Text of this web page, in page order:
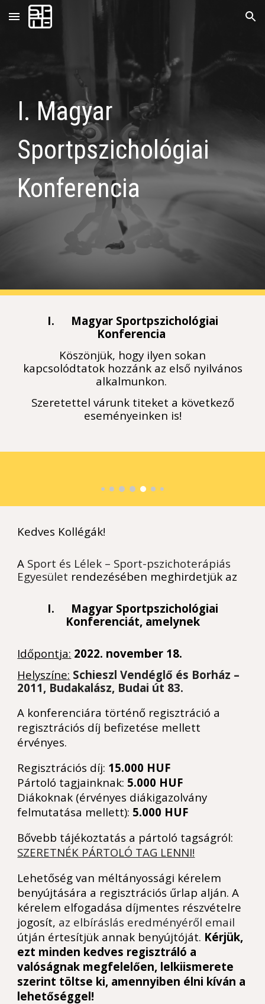
Skip to main content Skip to navigation
I. Magyar
Sportpszichológiai
Konferencia
I.
Magyar Sportpszichológiai
Konferencia
Köszönjük, hogy ilyen sokan
kapcsolódtatok hozzánk az első nyilvános
alkalmunkon.
Szeretettel várunk titeket a következő
eseményeinken is!
Kedves Kollégák!
A Sport és Lélek – Sport-pszichoterápiás
Egyesület rendezésében meghirdetjük az
I.
Magyar Sportpszichológiai
Konferenciát, amelynek
Időpontja: 2022. november 18.
Helyszíne: Schieszl Vendéglő és Borház –
2011, Budakalász, Budai út 83.
A konferenciára történő regisztráció a
regisztrációs díj befizetése mellett
érvényes.
Regisztrációs díj: 15.000 HUF
Pártoló tagjainknak: 5.000 HUF
Diákoknak (érvényes diákigazolvány
felmutatása mellett): 5.000 HUF
Bővebb tájékoztatás a pártoló tagságról:
SZERETNÉK PÁRTOLÓ TAG LENNI!
Lehetőség van méltányossági kérelem
benyújtására a regisztrációs űrlap alján. A
kérelem elfogadása díjmentes részvételre
jogosít, az elbíráslás eredményéről email
útján értesítjük annak benyújtóját. Kérjük,
ezt minden kedves regisztráló a
valóságnak megfelelően, lelkiismerete
szerint töltse ki, amennyiben élni kíván a
lehetőséggel!